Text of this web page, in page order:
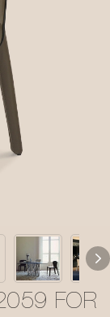
FOR